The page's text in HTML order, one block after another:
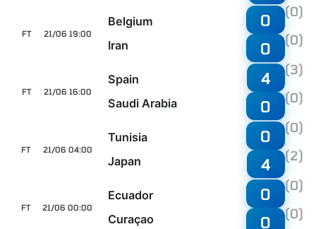
21/06 19:00
FT
Belgium
Iran
0 (0)
0 (0)
21/06 16:00
FT
Spain
Saudi Arabia
4 (3)
0 (0)
21/06 04:00
FT
Tunisia
Japan
0 (0)
4 (2)
21/06 00:00
FT
Ecuador
Curaçao
0 (0)
0 (0)